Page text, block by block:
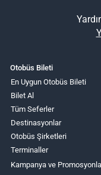
Otobüs Bileti
En Uygun Otobüs Bileti
Bilet Al
Tüm Seferler
Destinasyonlar
Otobüs Şirketleri
Terminaller
Kampanya ve